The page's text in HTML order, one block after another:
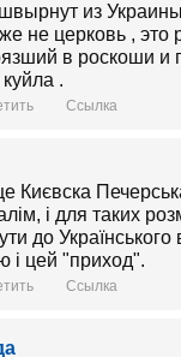
из Украины
не церковь , это
в роскоши и
.
Ссылка
Києвска
і для таких
до Українського
і цей "приход".
Ссылка